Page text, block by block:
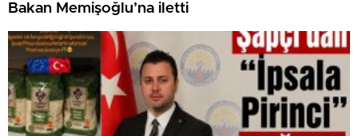
Bakan Memişoğlu’na iletti